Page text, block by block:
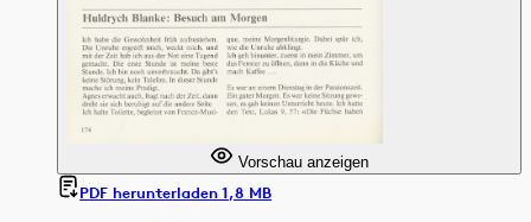
Vorschau anzeigen
PDF herunterladen 1,8 MB